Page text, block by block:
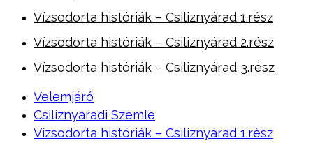
Vízsodorta históriák – Csiliznyárad 1.rész
Vízsodorta históriák – Csiliznyárad 2.rész
Vízsodorta históriák – Csiliznyárad 3.rész
Velemjáró
Csiliznyáradi Szemle
Vízsodorta históriák – Csiliznyárad 1.rész